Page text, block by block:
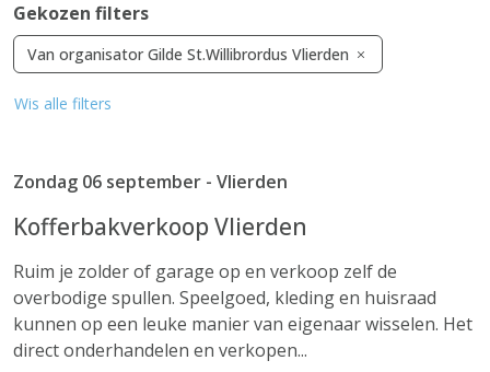
Gekozen filters
Van organisator Gilde St.Willibrordus Vlierden
Wis alle filters
Zondag 06 september - Vlierden
Kofferbakverkoop Vlierden
Ruim je zolder of garage op en verkoop zelf de
overbodige spullen. Speelgoed, kleding en huisraad
kunnen op een leuke manier van eigenaar wisselen. Het
direct onderhandelen en verkopen...